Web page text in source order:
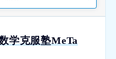
学克服塾MeTa